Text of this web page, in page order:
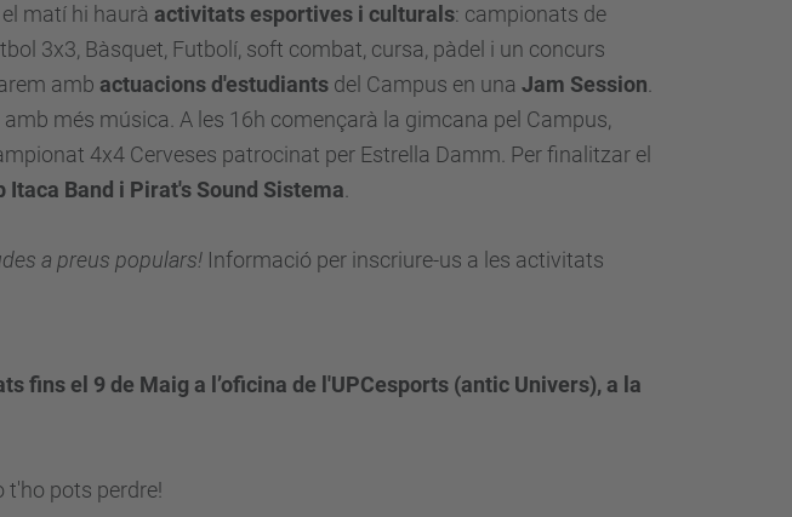
matí hi haurà activitats esportives i culturals: campionats de
3x3, Bàsquet, Futbolí, soft combat, cursa, pàdel i un concurs
amb actuacions d'estudiants del Campus en una Jam Session
més música. A les 16h començarà la gimcana pel Campus,
4x4 Cerveses patrocinat per Estrella Damm. Per finalitzar el
Itaca Band i Pirat's Sound Sistema
a preus populars! Informació per inscriure-us a les activitats
fins el 9 de Maig a l’oficina de l'UPCesports (antic Univers), a la
t'ho pots perdre!